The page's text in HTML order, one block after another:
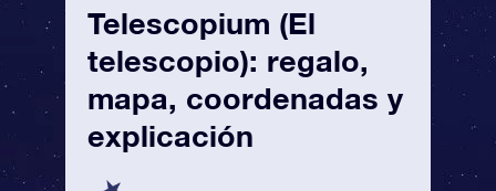
Telescopium (El
telescopio): regalo,
mapa, coordenadas y
explicación